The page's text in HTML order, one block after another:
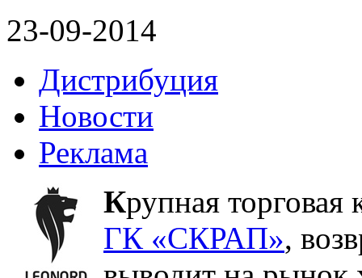
23-09-2014
Дистрибуция
Новости
Реклама
Крупная
ГК «СКРАП»,